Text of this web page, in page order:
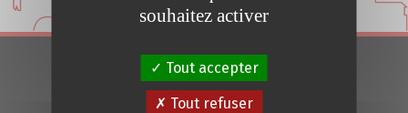
Devis en 24H
Notre métier
souhaitez activer
Tout accepter
Tout refuser